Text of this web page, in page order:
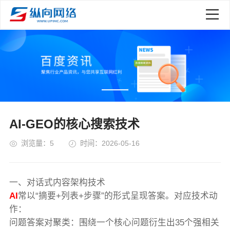
AI-GEO的核心搜索技术
浏览量：5 时间：2026-05-16
一、对话式内容架构技术
AI常以“摘要+列表+步骤”的形式呈现答案。对应技术动
作：
问题答案对聚类：围绕一个核心问题衍生出35个强相关